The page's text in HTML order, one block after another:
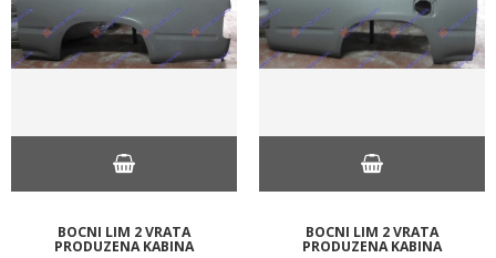
BOCNI LIM 2 VRATA
PRODUZENA KABINA
BOCNI LIM 2 VRATA
PRODUZENA KABINA